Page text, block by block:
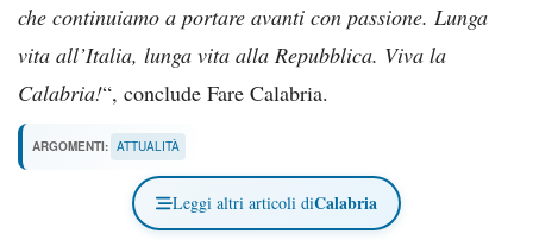
che continuiamo a portare avanti con passione. Lunga
vita all’Italia, lunga vita alla Repubblica. Viva la
Calabria!“, conclude Fare Calabria.
ARGOMENTI: ATTUALITÀ
Leggi altri articoli diCalabria